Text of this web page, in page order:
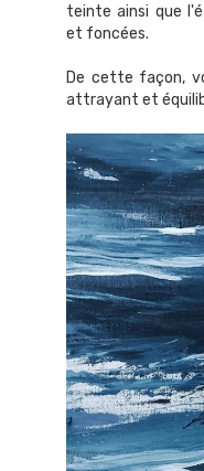
teinte ainsi que
et foncées.
De cette façon,
attrayant et